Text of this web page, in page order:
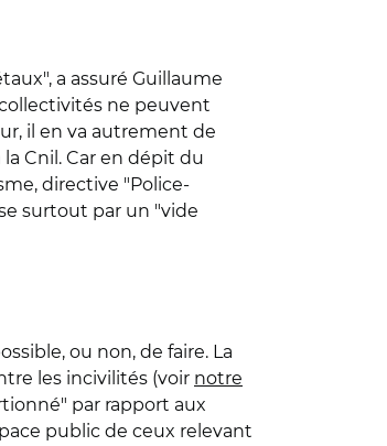
a assuré Guillaume
ne peuvent
il en va autrement de
Cnil. Car en dépit du
directive "Police-
surtout par un "vide
ou non, de faire. La
les incivilités (voir notre
par rapport aux
public de ceux relevant